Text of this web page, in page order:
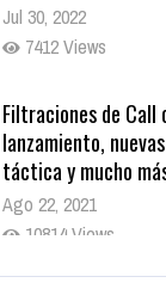
Jul 30, 2022
7412 Views
Filtraciones de Call
lanzamiento,
táctica y mucho
Ago 22, 2021
10814 Views
La configuración